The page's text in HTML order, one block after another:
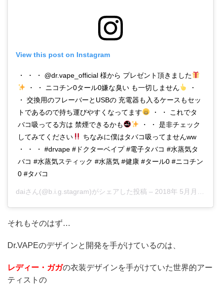
View this post on Instagram
・ ・ ・ @dr.vape_official 様から プレゼント頂きました
・ ・ ニコチン0タール0嫌な臭い も一切しません
・
・ 交換用のフレーバーとUSBの 充電器も入るケースもセッ
トであるので持ち運びやすくなってます
・ ・ これでタ
バコ吸ってる方は 禁煙できるかも
・ ・ 是非チェック
してみてください
ちなみに僕はタバコ吸ってませんww
・ ・ ・ #drvape #ドクターベイプ #電子タバコ #水蒸気タ
バコ #水蒸気スティック #水蒸気 #健康 #タール0 #ニコチン
0 #タバコ
daiさん(@b.i.g.stagram)がシェアした投稿 – 2018年 5月月29日午前4時26分PDT
それもそのはず…
Dr.VAPEのデザインと開発を手がけているのは、
レディー・ガガの衣装デザインを手がけていた世界的アー
ティストの